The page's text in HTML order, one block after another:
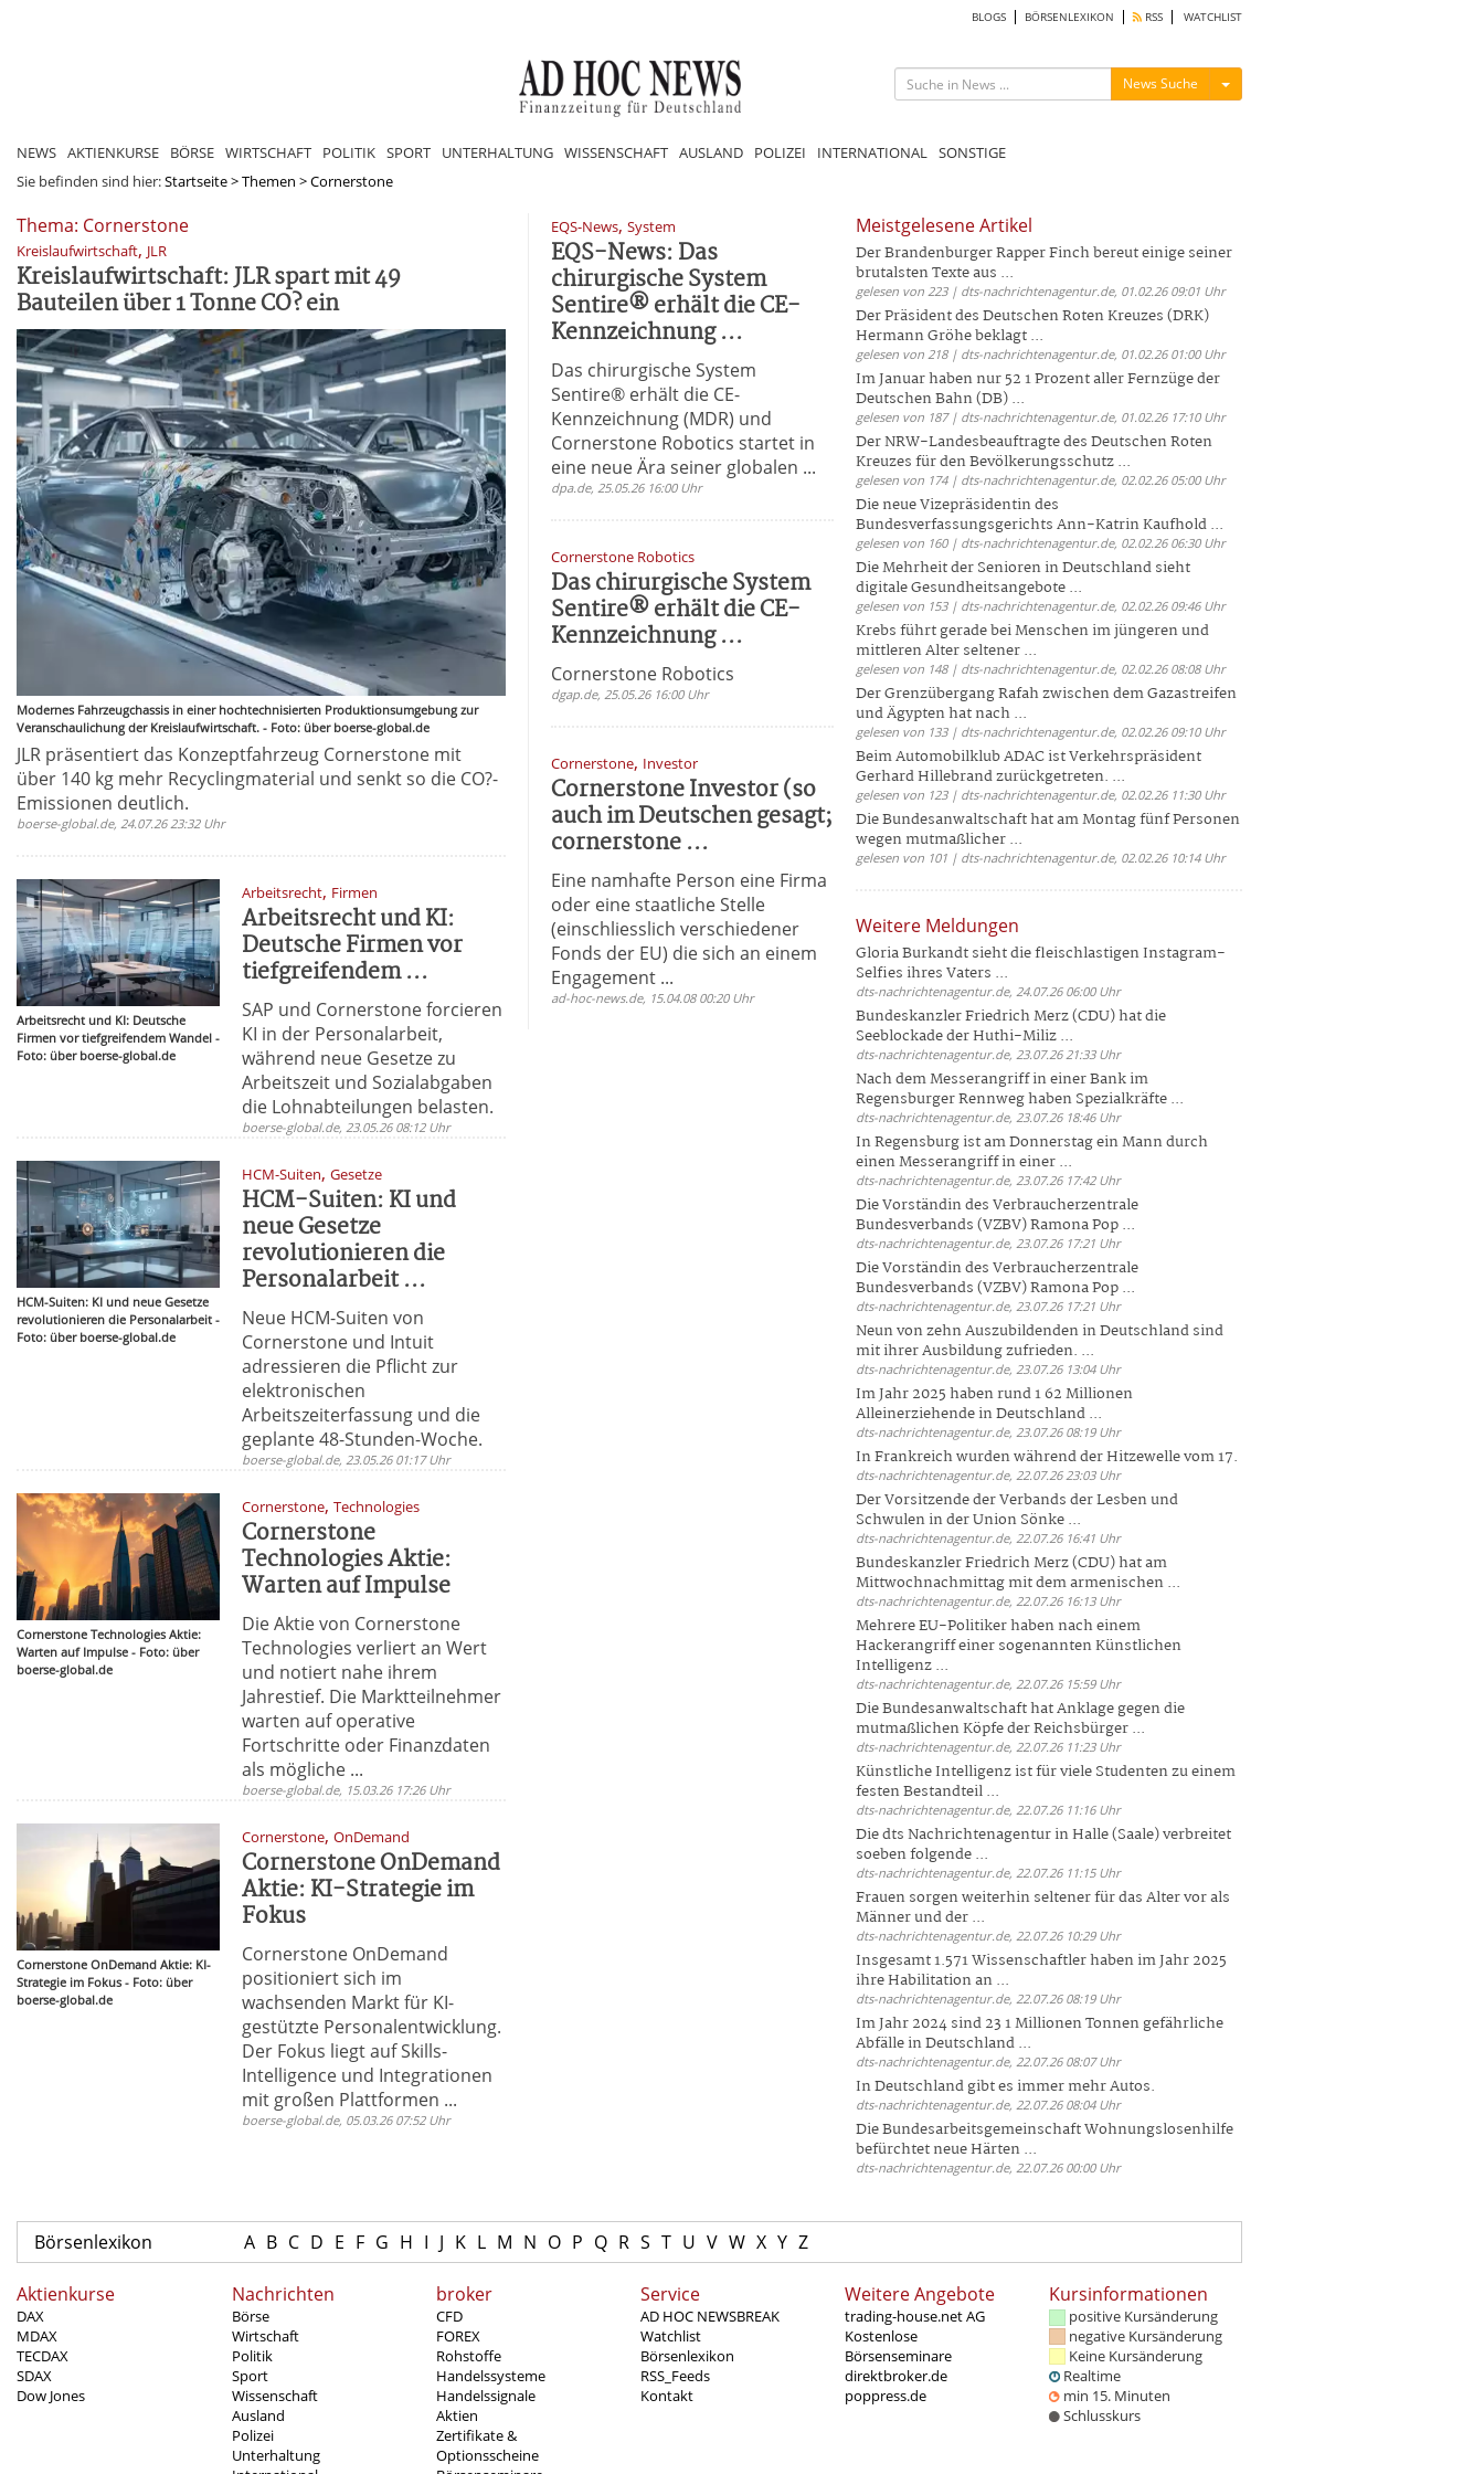
BLOGS BÖRSENLEXIKON RSS WATCHLIST
News Suche Menü ein-/ausblenden
NEWS AKTIENKURSE BÖRSE WIRTSCHAFT POLITIK SPORT UNTERHALTUNG WISSENSCHAFT AUSLAND POLIZEI INTERNATIONAL SONSTIGE
Sie befinden sind hier:Startseite>Themen >Cornerstone
Thema: Cornerstone
Kreislaufwirtschaft, JLR
Kreislaufwirtschaft: JLR spart mit 49
Bauteilen über 1 Tonne CO? ein
Modernes Fahrzeugchassis in einer hochtechnisierten Produktionsumgebung zur
Veranschaulichung der Kreislaufwirtschaft. - Foto: über boerse-global.de
JLR präsentiert das Konzeptfahrzeug Cornerstone mit
über 140 kg mehr Recyclingmaterial und senkt so die CO?-
Emissionen deutlich.
boerse-global.de, 24.07.26 23:32 Uhr
Arbeitsrecht und KI: Deutsche
Firmen vor tiefgreifendem Wandel -
Foto: über boerse-global.de
Arbeitsrecht, Firmen
Arbeitsrecht und KI:
Deutsche Firmen vor
tiefgreifendem ...
SAP und Cornerstone forcieren
KI in der Personalarbeit,
während neue Gesetze zu
Arbeitszeit und Sozialabgaben
die Lohnabteilungen belasten.
boerse-global.de, 23.05.26 08:12 Uhr
HCM-Suiten: KI und neue Gesetze
revolutionieren die Personalarbeit -
Foto: über boerse-global.de
HCM-Suiten,Gesetze
HCM-Suiten: KI und
neue Gesetze
revolutionieren die
Personalarbeit ...
Neue HCM-Suiten von
Cornerstone und Intuit
adressieren die Pflicht zur
elektronischen
Arbeitszeiterfassung und die
geplante 48-Stunden-Woche.
boerse-global.de, 23.05.26 01:17 Uhr
Cornerstone Technologies Aktie:
Warten auf Impulse - Foto: über
boerse-global.de
Cornerstone,Technologies
Cornerstone
Technologies Aktie:
Warten auf Impulse
Die Aktie von Cornerstone
Technologies verliert an Wert
und notiert nahe ihrem
Jahrestief. Die Marktteilnehmer
warten auf operative
Fortschritte oder Finanzdaten
als mögliche ...
boerse-global.de, 15.03.26 17:26 Uhr
Cornerstone OnDemand Aktie: KI-
Strategie im Fokus - Foto: über
boerse-global.de
Cornerstone,OnDemand
Cornerstone OnDemand
Aktie: KI-Strategie im
Fokus
Cornerstone OnDemand
positioniert sich im
wachsenden Markt für KI-
gestützte Personalentwicklung.
Der Fokus liegt auf Skills-
Intelligence und Integrationen
mit großen Plattformen ...
boerse-global.de, 05.03.26 07:52 Uhr
EQS-News, System
EQS-News: Das
chirurgische System
Sentire® erhält die CE-
Kennzeichnung ...
Das chirurgische System
Sentire® erhält die CE-
Kennzeichnung (MDR) und
Cornerstone Robotics startet in
eine neue Ära seiner globalen ...
dpa.de, 25.05.26 16:00 Uhr
Cornerstone Robotics
Das chirurgische System
Sentire® erhält die CE-
Kennzeichnung ...
Cornerstone Robotics
dgap.de, 25.05.26 16:00 Uhr
Cornerstone, Investor
Cornerstone Investor (so
auch im Deutschen gesagt;
cornerstone ...
Eine namhafte Person eine Firma
oder eine staatliche Stelle
(einschliesslich verschiedener
Fonds der EU) die sich an einem
Engagement ...
ad-hoc-news.de, 15.04.08 00:20 Uhr
Meistgelesene Artikel
Der Brandenburger Rapper Finch bereut einige seiner
brutalsten Texte aus ...
gelesen von 223 | dts-nachrichtenagentur.de, 01.02.26 09:01 Uhr
Der Präsident des Deutschen Roten Kreuzes (DRK)
Hermann Gröhe beklagt ...
gelesen von 218 | dts-nachrichtenagentur.de, 01.02.26 01:00 Uhr
Im Januar haben nur 52 1 Prozent aller Fernzüge der
Deutschen Bahn (DB) ...
gelesen von 187 | dts-nachrichtenagentur.de, 01.02.26 17:10 Uhr
Der NRW-Landesbeauftragte des Deutschen Roten
Kreuzes für den Bevölkerungsschutz ...
gelesen von 174 | dts-nachrichtenagentur.de, 02.02.26 05:00 Uhr
Die neue Vizepräsidentin des
Bundesverfassungsgerichts Ann-Katrin Kaufhold ...
gelesen von 160 | dts-nachrichtenagentur.de, 02.02.26 06:30 Uhr
Die Mehrheit der Senioren in Deutschland sieht
digitale Gesundheitsangebote ...
gelesen von 153 | dts-nachrichtenagentur.de, 02.02.26 09:46 Uhr
Krebs führt gerade bei Menschen im jüngeren und
mittleren Alter seltener ...
gelesen von 148 | dts-nachrichtenagentur.de, 02.02.26 08:08 Uhr
Der Grenzübergang Rafah zwischen dem Gazastreifen
und Ägypten hat nach ...
gelesen von 133 | dts-nachrichtenagentur.de, 02.02.26 09:10 Uhr
Beim Automobilklub ADAC ist Verkehrspräsident
Gerhard Hillebrand zurückgetreten. ...
gelesen von 123 | dts-nachrichtenagentur.de, 02.02.26 11:30 Uhr
Die Bundesanwaltschaft hat am Montag fünf Personen
wegen mutmaßlicher ...
gelesen von 101 | dts-nachrichtenagentur.de, 02.02.26 10:14 Uhr
Weitere Meldungen
Gloria Burkandt sieht die fleischlastigen Instagram-
Selfies ihres Vaters ...
dts-nachrichtenagentur.de, 24.07.26 06:00 Uhr
Bundeskanzler Friedrich Merz (CDU) hat die
Seeblockade der Huthi-Miliz ...
dts-nachrichtenagentur.de, 23.07.26 21:33 Uhr
Nach dem Messerangriff in einer Bank im
Regensburger Rennweg haben Spezialkräfte ...
dts-nachrichtenagentur.de, 23.07.26 18:46 Uhr
In Regensburg ist am Donnerstag ein Mann durch
einen Messerangriff in einer ...
dts-nachrichtenagentur.de, 23.07.26 17:42 Uhr
Die Vorständin des Verbraucherzentrale
Bundesverbands (VZBV) Ramona Pop ...
dts-nachrichtenagentur.de, 23.07.26 17:21 Uhr
Die Vorständin des Verbraucherzentrale
Bundesverbands (VZBV) Ramona Pop ...
dts-nachrichtenagentur.de, 23.07.26 17:21 Uhr
Neun von zehn Auszubildenden in Deutschland sind
mit ihrer Ausbildung zufrieden. ...
dts-nachrichtenagentur.de, 23.07.26 13:04 Uhr
Im Jahr 2025 haben rund 1 62 Millionen
Alleinerziehende in Deutschland ...
dts-nachrichtenagentur.de, 23.07.26 08:19 Uhr
In Frankreich wurden während der Hitzewelle vom 17.
dts-nachrichtenagentur.de, 22.07.26 23:03 Uhr
Der Vorsitzende der Verbands der Lesben und
Schwulen in der Union Sönke ...
dts-nachrichtenagentur.de, 22.07.26 16:41 Uhr
Bundeskanzler Friedrich Merz (CDU) hat am
Mittwochnachmittag mit dem armenischen ...
dts-nachrichtenagentur.de, 22.07.26 16:13 Uhr
Mehrere EU-Politiker haben nach einem
Hackerangriff einer sogenannten Künstlichen
Intelligenz ...
dts-nachrichtenagentur.de, 22.07.26 15:59 Uhr
Die Bundesanwaltschaft hat Anklage gegen die
mutmaßlichen Köpfe der Reichsbürger ...
dts-nachrichtenagentur.de, 22.07.26 11:23 Uhr
Künstliche Intelligenz ist für viele Studenten zu einem
festen Bestandteil ...
dts-nachrichtenagentur.de, 22.07.26 11:16 Uhr
Die dts Nachrichtenagentur in Halle (Saale) verbreitet
soeben folgende ...
dts-nachrichtenagentur.de, 22.07.26 11:15 Uhr
Frauen sorgen weiterhin seltener für das Alter vor als
Männer und der ...
dts-nachrichtenagentur.de, 22.07.26 10:29 Uhr
Insgesamt 1.571 Wissenschaftler haben im Jahr 2025
ihre Habilitation an ...
dts-nachrichtenagentur.de, 22.07.26 08:19 Uhr
Im Jahr 2024 sind 23 1 Millionen Tonnen gefährliche
Abfälle in Deutschland ...
dts-nachrichtenagentur.de, 22.07.26 08:07 Uhr
In Deutschland gibt es immer mehr Autos.
dts-nachrichtenagentur.de, 22.07.26 08:04 Uhr
Die Bundesarbeitsgemeinschaft Wohnungslosenhilfe
befürchtet neue Härten ...
dts-nachrichtenagentur.de, 22.07.26 00:00 Uhr
Börsenlexikon A B C D E F G H I J K L M N O P Q R S T U V W X Y Z
Aktienkurse
DAX
MDAX
TECDAX
SDAX
Dow Jones
Nachrichten
Börse
Wirtschaft
Politik
Sport
Wissenschaft
Ausland
Polizei
Unterhaltung
broker
CFD
FOREX
Rohstoffe
Handelssysteme
Handelssignale
Aktien
Zertifikate &
Optionsscheine
Service
AD HOC NEWSBREAK
Watchlist
Börsenlexikon
RSS_Feeds
Kontakt
Weitere Angebote
trading-house.net AG
Kostenlose
Börsenseminare
direktbroker.de
poppress.de
Kursinformationen
positive Kursänderung
negative Kursänderung
Keine Kursänderung
Realtime
min 15. Minuten
Schlusskurs